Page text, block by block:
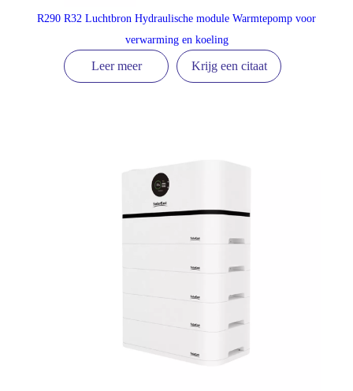
R290 R32 Luchtbron Hydraulische module Warmtepomp voor
verwarming en koeling
Leer meer Krijg een citaat